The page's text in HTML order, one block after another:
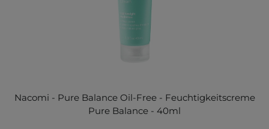
Nacomi - Pure Balance Oil-Free - Feuchtigkeitscreme
Pure Balance - 40ml